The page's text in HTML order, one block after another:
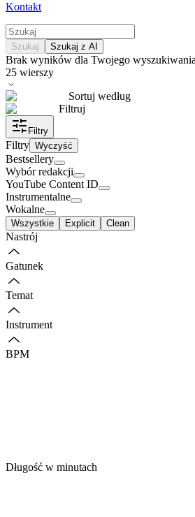
Kontakt
Szukaj Szukaj z AI
Brak wyników dla Twojego wyszukiwania
25 wierszy
Sortuj według
Filtruj
Filtry
Filtry Wyczyść
Bestsellery
Wybór redakcji
YouTube Content ID
Instrumentalne
Wokalne
Wszystkie Explicit Clean
Nastrój
Gatunek
Temat
Instrument
BPM
Długość w minutach